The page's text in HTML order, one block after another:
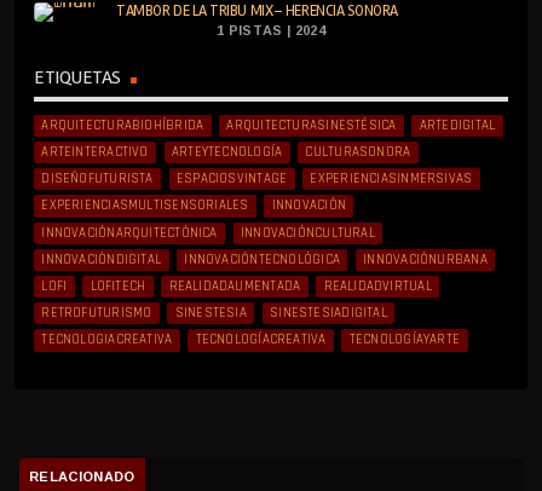
TAMBOR DE LA TRIBU MIX– HERENCIA SONORA
1 PISTAS | 2024
ETIQUETAS
ARQUITECTURABIOHÍBRIDA ARQUITECTURASINESTÉSICA
ARTEDIGITAL
ARTEINTERACTIVO
ARTEYTECNOLOGÍA
CULTURASONORA
DISEÑOFUTURISTA
ESPACIOSVINTAGE
EXPERIENCIASINMERSIVAS
EXPERIENCIASMULTISENSORIALES
INNOVACIÓN
INNOVACIÓNARQUITECTÓNICA
INNOVACIÓNCULTURAL
INNOVACIÓNDIGITAL
INNOVACIÓNTECNOLÓGICA
INNOVACIÓNURBANA
LOFI
LOFITECH REALIDADAUMENTADA
REALIDADVIRTUAL
RETROFUTURISMO
SINESTESIA
SINESTESIADIGITAL
TECNOLOGIACREATIVA
TECNOLOGÍACREATIVA TECNOLOGÍAYARTE
RELACIONADO